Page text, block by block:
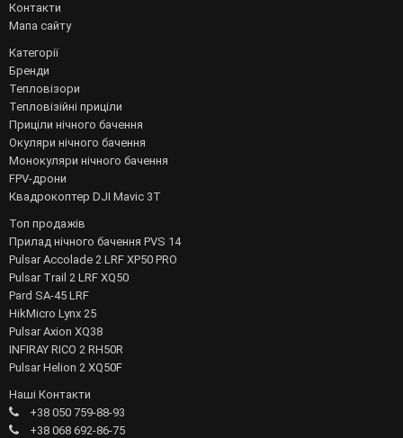
Контакти
Мапа сайту
Категорії
Бренди
Тепловізори
Тепловізійні приціли
Приціли нічного бачення
Окуляри нічного бачення
Монокуляри нічного бачення
FPV-дрони
Квадрокоптер DJI Mavic 3T
Топ продажів
Прилад нічного бачення PVS 14
Pulsar Accolade 2 LRF XP50 PRO
Pulsar Trail 2 LRF XQ50
Pard SA-45 LRF
HikMicro Lynx 25
Pulsar Axion XQ38
INFIRAY RICO 2 RH50R
Pulsar Helion 2 XQ50F
Наші Контакти
+38 050 759-88-93
+38 068 692-86-75